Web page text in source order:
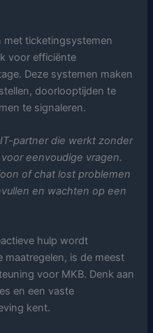
met ticketingsystemen
voor efficiënte
Deze systemen maken
doorlooptijden te
te signaleren.
partner die werkt zonder
eenvoudige vragen.
of chat lost problemen
en wachten op een
hulp wordt
maatregelen, is de meest
voor MKB. Denk aan
en een vaste
kent.